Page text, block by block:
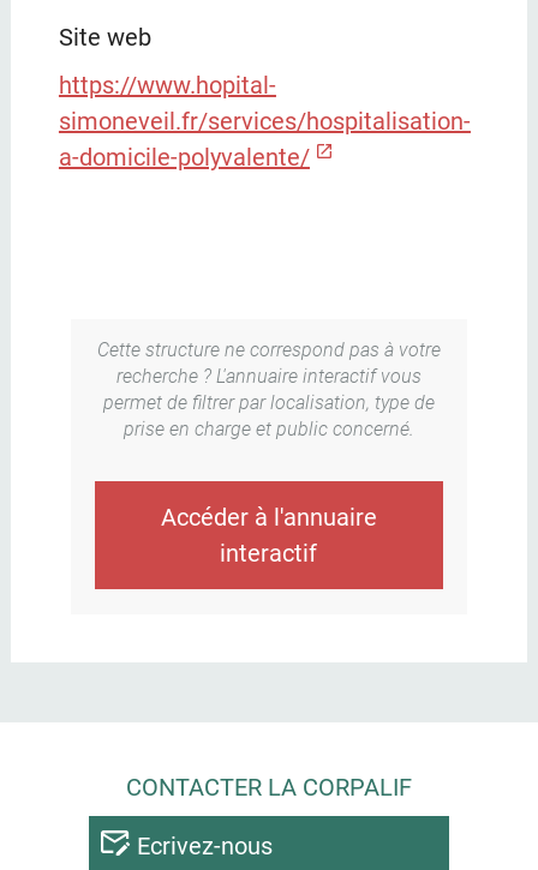
Site web
https://www.hopital-
simoneveil.fr/services/hospitalisation-
a-domicile-polyvalente/
Cette structure ne correspond pas à votre
recherche ? L'annuaire interactif vous
permet de filtrer par localisation, type de
prise en charge et public concerné.
Accéder à l'annuaire
interactif
CONTACTER LA CORPALIF
Ecrivez-nous